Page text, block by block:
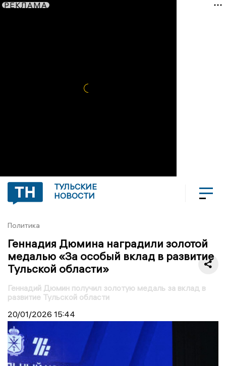
РЕКЛАМА
ТУЛЬСКИЕ
НОВОСТИ
Политика
Геннадия Дюмина наградили золотой
медалью «За особый вклад в развитие
Тульской области»
Геннадий Дюмин получил золотую медаль за вклад в
развитие Тульской области
20/01/2026 15:44